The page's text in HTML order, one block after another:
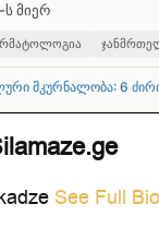
-ს მიერ
მკურნალობა: 6
See Full Bio